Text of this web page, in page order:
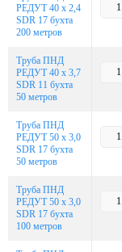
РЕДУТ 40 х 2,4
SDR 17 бухта
200 метров
Труба ПНД
РЕДУТ 40 х 3,7
SDR 11 бухта
50 метров
Труба ПНД
РЕДУТ 50 х 3,0
SDR 17 бухта
50 метров
Труба ПНД
РЕДУТ 50 х 3,0
SDR 17 бухта
100 метров